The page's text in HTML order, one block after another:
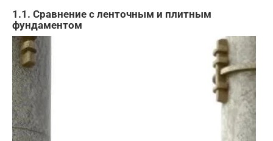
1.1. Сравнение с ленточным и плитным
фундаментом